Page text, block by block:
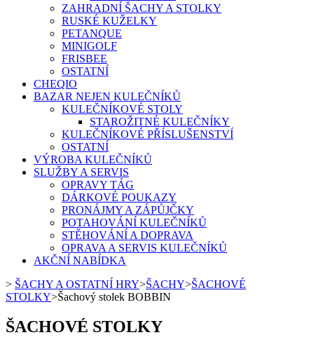
ZAHRADNÍ ŠACHY A STOLKY
RUSKÉ KUŽELKY
PETANQUE
MINIGOLF
FRISBEE
OSTATNÍ
CHEQIO
BAZAR NEJEN KULEČNÍKŮ
KULEČNÍKOVÉ STOLY
STAROŽITNÉ KULEČNÍKY
KULEČNÍKOVÉ PŘÍSLUŠENSTVÍ
OSTATNÍ
VÝROBA KULEČNÍKŮ
SLUŽBY A SERVIS
OPRAVY TÁG
DÁRKOVÉ POUKAZY
PRONÁJMY A ZÁPŮJČKY
POTAHOVÁNÍ KULEČNÍKŮ
STĚHOVÁNÍ A DOPRAVA
OPRAVA A SERVIS KULEČNÍKŮ
AKČNÍ NABÍDKA
> ŠACHY A OSTATNÍ HRY>ŠACHY>ŠACHOVÉ
STOLKY>Šachový stolek BOBBIN
ŠACHOVÉ STOLKY